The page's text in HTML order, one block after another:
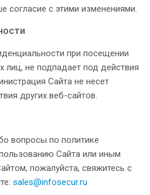
согласие с этими изменениями.
при посещении
лиц, не подпадает под действия
Сайта не несет
других веб-сайтов.
вопросы по политике
Сайта или иным
пожалуйста, свяжитесь с
sales@infosecur.ru